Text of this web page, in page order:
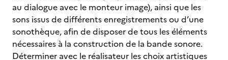
au dialogue avec le monteur image), ainsi que les
sons issus de différents enregistrements ou d’une
sonothèque, afin de disposer de tous les éléments
nécessaires à la construction de la bande sonore.
Déterminer avec le réalisateur les choix artistiques